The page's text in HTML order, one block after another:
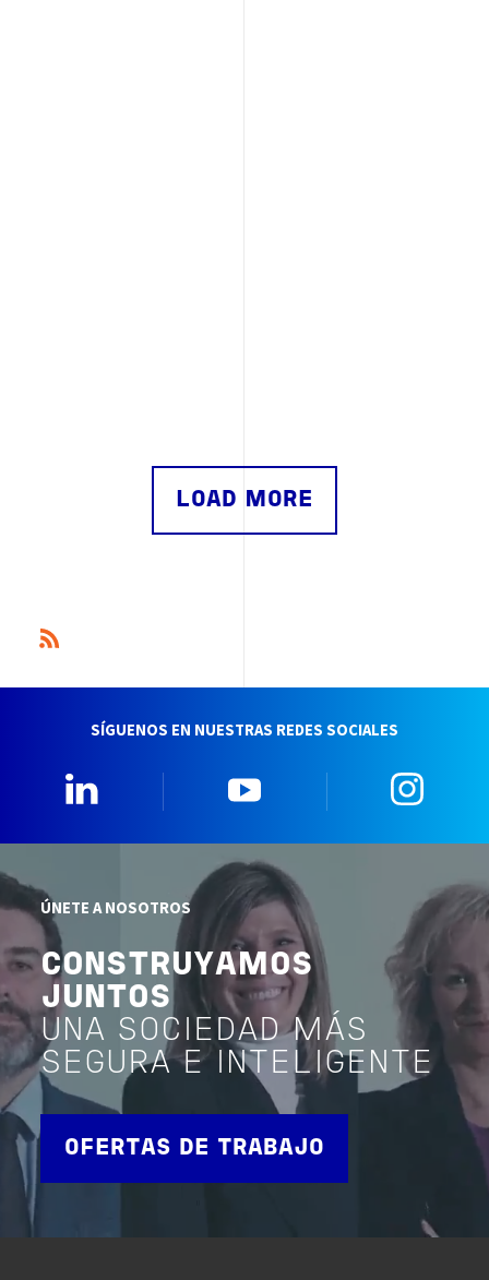
LOAD MORE
SÍGUENOS EN NUESTRAS REDES SOCIALES
ÚNETE A NOSOTROS
CONSTRUYAMOS
JUNTOS
UNA SOCIEDAD MÁS
SEGURA E INTELIGENTE
OFERTAS DE TRABAJO